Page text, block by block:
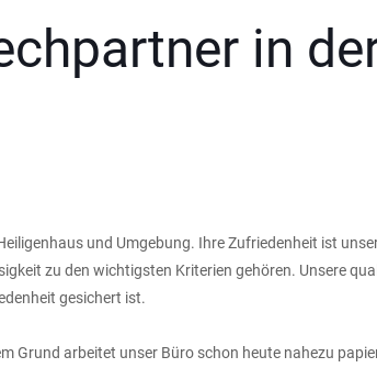
in
und Umgebung. Ihre Zufriedenheit ist
zu den wichtigsten Kriterien gehören. Unsere
gesichert ist.
Grund arbeitet unser Büro schon heute nahezu